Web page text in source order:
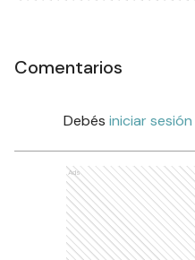
Comentarios
Debés iniciar sesión
Ads